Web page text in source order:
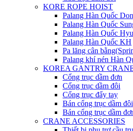
KORE ROPE HOIST
Palang Hàn Quốc
Palang Hàn Quốc
Palang Hàn Quốc
Palang Hàn Quốc KH
Pa lăng cân
Palang khí nén Hàn
KOREA GANTRY
Cổng trục dầm đơn
Cổng trục dầm đôi
Cổng trục đẩy tay
Bán cổng trục dầm đôi
Bán cổng trục dầm
CRANE ACCESSORIES